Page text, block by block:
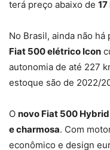
terá preço abaixo de
No Brasil, ainda não
Fiat 500 elétrico Icon
autonomia de até 227
estoque são de 2022/
O novo Fiat 500
e charmosa. Com
econômico e design